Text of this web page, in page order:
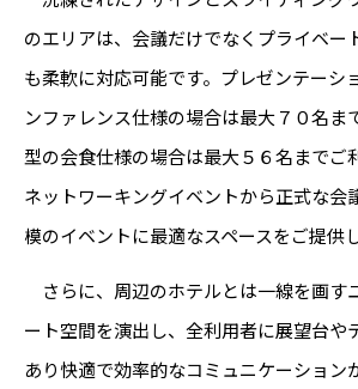
のエリアは、会議だけでなくプライベー
も柔軟に対応可能です。プレゼンテーシ
ンファレンス仕様の場合は最大７０名ま
型の会食仕様の場合は最大５６名までご
ネットワーキングイベントから正式な会
模のイベントに最適なスペースをご提供
さらに、周辺のホテルとは一線を画す
ート空間を演出し、全利用者に展望台や
あり快適で効率的なコミュニケーション